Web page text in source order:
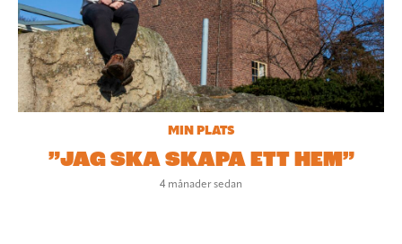
MIN PLATS
”JAG SKA SKAPA ETT HEM”
4 månader sedan